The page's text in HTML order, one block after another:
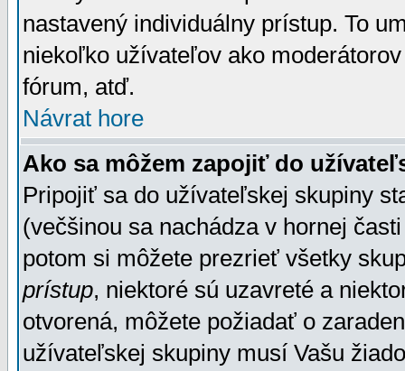
nastavený individuálny prístup. To
niekoľko užívateľov ako
fórum, atď.
Návrat hore
Ako sa môžem zapojiť do
Pripojiť sa do užívateľskej skupiny
(večšinou sa nachádza v hornej
potom si môžete prezrieť všetky
prístup, niektoré sú uzavreté a
otvorená, môžete požiadať o
užívateľskej skupiny musí Vašu